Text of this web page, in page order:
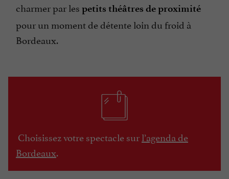
charmer par les petits théâtres de proximité
pour un moment de détente loin du froid à
Bordeaux.
Choisissez votre spectacle surl’agenda de
Bordeaux.